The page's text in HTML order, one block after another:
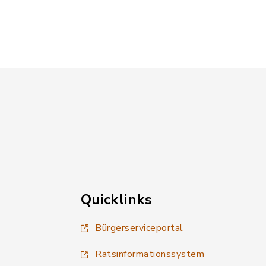
Quicklinks
Bürgerserviceportal
Ratsinformationssystem